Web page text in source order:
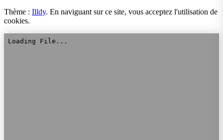
Thème : Illdy. En naviguant sur ce site, vous acceptez l'utilisation de
cookies.